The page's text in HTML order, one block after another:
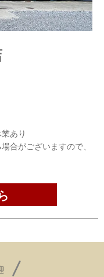
あり
合がございますので、